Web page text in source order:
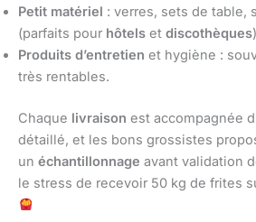
Petit matériel : verres, sets de table,
(parfaits pour hôtels et discothèques
Produits d’entretien et hygiène :
très rentables.
Chaque livraison est accompagnée
détaillé, et les bons grossistes
un échantillonnage avant validation
le stress de recevoir 50 kg de frites